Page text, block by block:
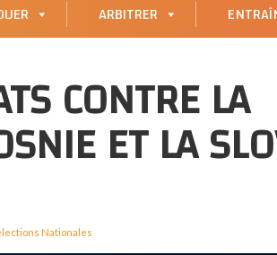
ARBITRER
CONTRE LA
ET LA
Nationales